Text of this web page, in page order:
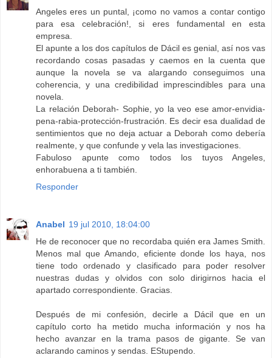
Angeles eres un puntal, ¡como no vamos a contar contigo
para esa celebración!, si eres fundamental en esta
empresa.
El apunte a los dos capítulos de Dácil es genial, así nos vas
recordando cosas pasadas y caemos en la cuenta que
aunque la novela se va alargando conseguimos una
coherencia, y una credibilidad imprescindibles para una
novela.
La relación Deborah- Sophie, yo la veo ese amor-envidia-
pena-rabia-protección-frustración. Es decir esa dualidad de
sentimientos que no deja actuar a Deborah como debería
realmente, y que confunde y vela las investigaciones.
Fabuloso apunte como todos los tuyos Angeles,
enhorabuena a ti también.
Responder
Anabel 19 jul 2010, 18:04:00
He de reconocer que no recordaba quién era James Smith.
Menos mal que Amando, eficiente donde los haya, nos
tiene todo ordenado y clasificado para poder resolver
nuestras dudas y olvidos con solo dirigirnos hacia el
apartado correspondiente. Gracias.
Después de mi confesión, decirle a Dácil que en un
capítulo corto ha metido mucha información y nos ha
hecho avanzar en la trama pasos de gigante. Se van
aclarando caminos y sendas. EStupendo.